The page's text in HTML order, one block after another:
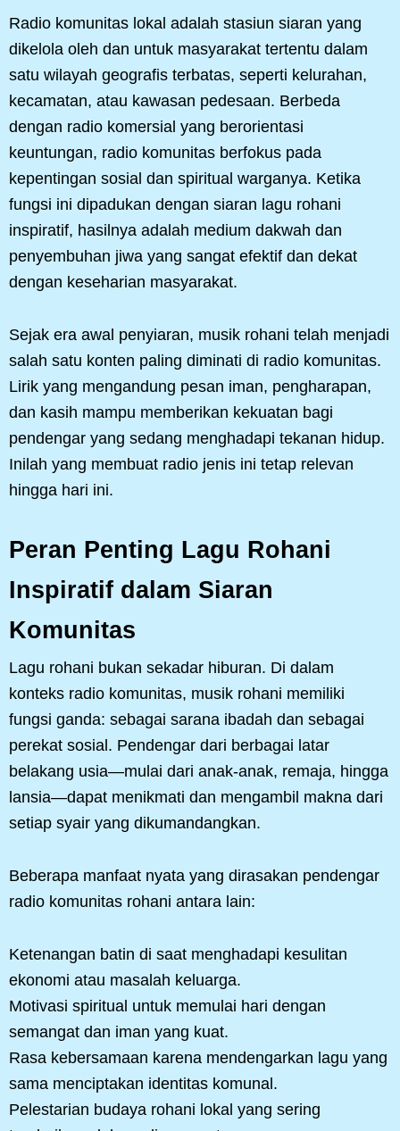
Radio komunitas lokal adalah stasiun siaran yang
dikelola oleh dan untuk masyarakat tertentu dalam
satu wilayah geografis terbatas, seperti kelurahan,
kecamatan, atau kawasan pedesaan. Berbeda
dengan radio komersial yang berorientasi
keuntungan, radio komunitas berfokus pada
kepentingan sosial dan spiritual warganya. Ketika
fungsi ini dipadukan dengan siaran lagu rohani
inspiratif, hasilnya adalah medium dakwah dan
penyembuhan jiwa yang sangat efektif dan dekat
dengan keseharian masyarakat.
Sejak era awal penyiaran, musik rohani telah menjadi
salah satu konten paling diminati di radio komunitas.
Lirik yang mengandung pesan iman, pengharapan,
dan kasih mampu memberikan kekuatan bagi
pendengar yang sedang menghadapi tekanan hidup.
Inilah yang membuat radio jenis ini tetap relevan
hingga hari ini.
Peran Penting Lagu Rohani
Inspiratif dalam Siaran
Komunitas
Lagu rohani bukan sekadar hiburan. Di dalam
konteks radio komunitas, musik rohani memiliki
fungsi ganda: sebagai sarana ibadah dan sebagai
perekat sosial. Pendengar dari berbagai latar
belakang usia—mulai dari anak-anak, remaja, hingga
lansia—dapat menikmati dan mengambil makna dari
setiap syair yang dikumandangkan.
Beberapa manfaat nyata yang dirasakan pendengar
radio komunitas rohani antara lain:
Ketenangan batin di saat menghadapi kesulitan
ekonomi atau masalah keluarga.
Motivasi spiritual untuk memulai hari dengan
semangat dan iman yang kuat.
Rasa kebersamaan karena mendengarkan lagu yang
sama menciptakan identitas komunal.
Pelestarian budaya rohani lokal yang sering